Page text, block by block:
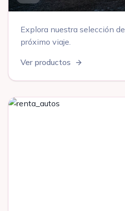
Explora nuestra selección de
próximo viaje.
Ver productos